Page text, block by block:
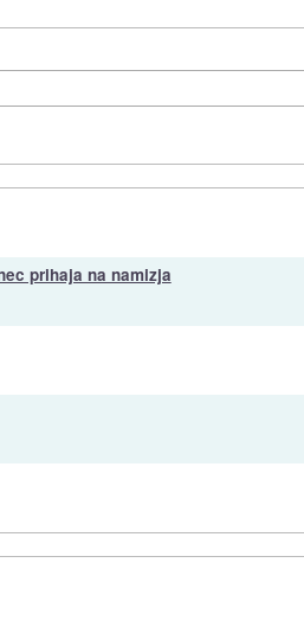
prihaja na namizja